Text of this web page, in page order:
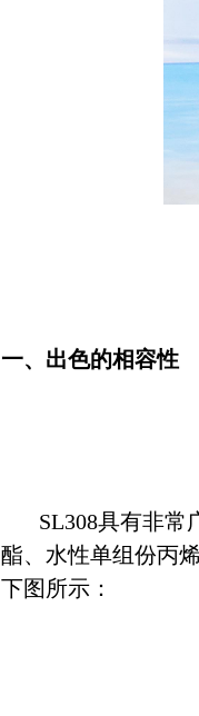
一、出色的相容性
SL308具有非
酯、水性单组份丙
下图所示：